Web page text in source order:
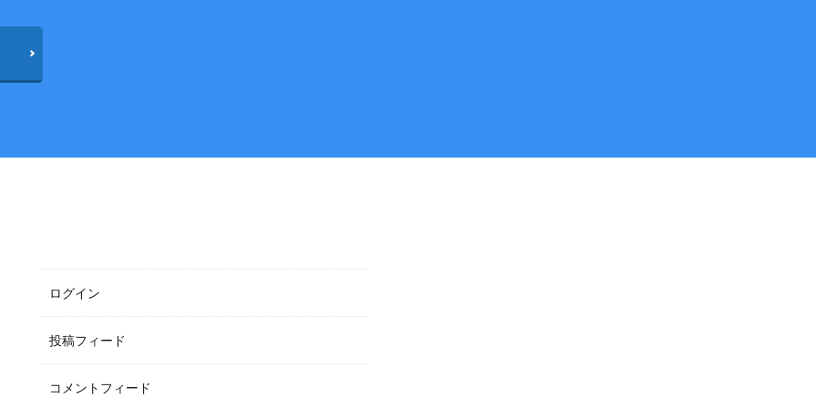
ログイン
投稿フィード
コメントフィード